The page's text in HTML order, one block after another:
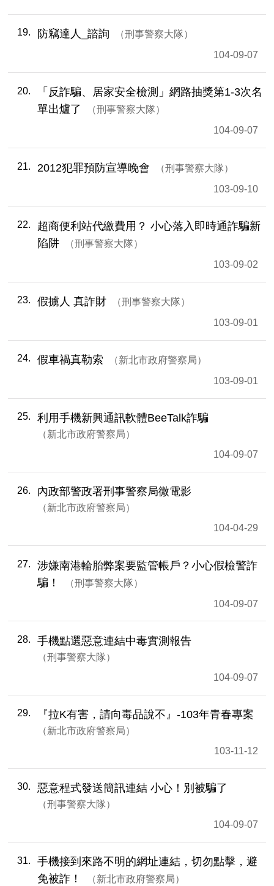
19 防竊達人_諮詢
刑事警察大隊
104-09-07
20
「反詐騙、居家安全檢測」網路抽獎第1-3次名
單出爐了
刑事警察大隊
104-09-07
21 2012犯罪預防宣導晚會
刑事警察大隊
103-09-10
22
超商便利站代繳費用？ 小心落入即時通詐騙新
陷阱
刑事警察大隊
103-09-02
23 假擄人 真詐財
刑事警察大隊
103-09-01
24 假車禍真勒索
新北市政府警察局
103-09-01
25 利用手機新興通訊軟體BeeTalk詐騙
新北市政府警察局
104-09-07
26 內政部警政署刑事警察局微電影
新北市政府警察局
104-04-29
27
涉嫌南港輪胎弊案要監管帳戶？小心假檢警詐
騙！
刑事警察大隊
104-09-07
28 手機點選惡意連結中毒實測報告
刑事警察大隊
104-09-07
29 『拉K有害，請向毒品說不』-103年青春專案
新北市政府警察局
103-11-12
30 惡意程式發送簡訊連結 小心！別被騙了
刑事警察大隊
104-09-07
31
手機接到來路不明的網址連結，切勿點擊，避
免被詐！
新北市政府警察局